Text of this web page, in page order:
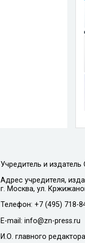
Учредитель и
Адрес учредителя,
г. Москва, ул.
Телефон: +7 (495) 718-
E-mail: info@zn-press.ru
И.О. главного